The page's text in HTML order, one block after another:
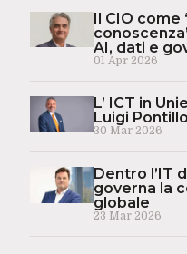
Il CIO
AI, dati e
01 Apr 2026
L’ ICT in
Luigi Pontillo
30 Mar 2026
Dentro l’IT
governa la
globale
23 Mar 2026